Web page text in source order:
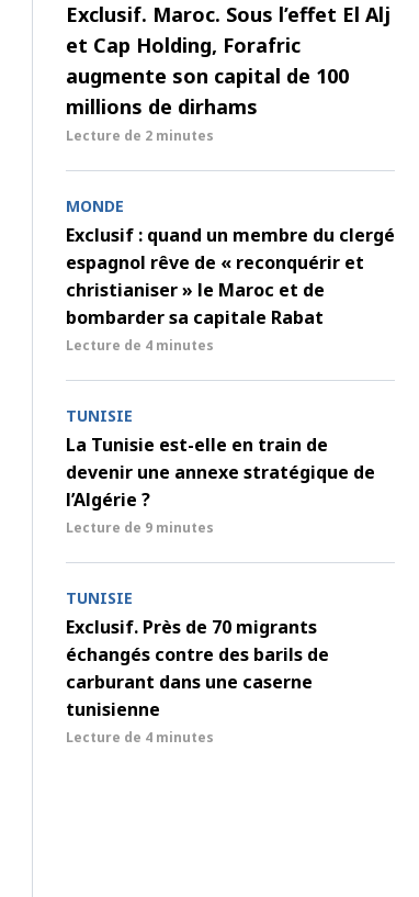
Exclusif. Maroc. Sous l’effet El Alj
et Cap Holding, Forafric
augmente son capital de 100
millions de dirhams
Lecture de 2 minutes
MONDE
Exclusif : quand un membre du clergé
espagnol rêve de « reconquérir et
christianiser » le Maroc et de
bombarder sa capitale Rabat
Lecture de 4 minutes
TUNISIE
La Tunisie est-elle en train de
devenir une annexe stratégique de
l’Algérie ?
Lecture de 9 minutes
TUNISIE
Exclusif. Près de 70 migrants
échangés contre des barils de
carburant dans une caserne
tunisienne
Lecture de 4 minutes